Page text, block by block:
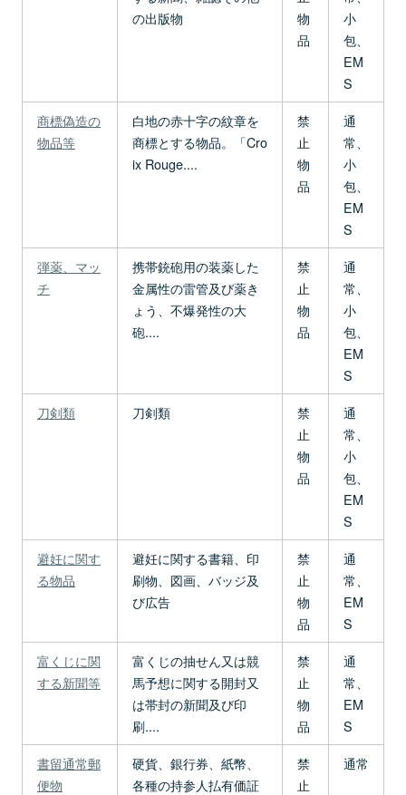
の出版物
物
品
小
包、
EM
S
商標偽造の
物品等
白地の赤十字の紋章を
商標とする物品。「Cro
ix Rouge....
禁
止
物
品
通
常、
小
包、
EM
S
弾薬、マッ
チ
携帯銃砲用の装薬した
金属性の雷管及び薬き
ょう、不爆発性の大
砲....
禁
止
物
品
通
常、
小
包、
EM
S
刀剣類
刀剣類
禁
止
物
品
通
常、
小
包、
EM
S
避妊に関す
る物品
避妊に関する書籍、印
刷物、図画、バッジ及
び広告
禁
止
物
品
通
常、
EM
S
富くじに関
する新聞等
富くじの抽せん又は競
馬予想に関する開封又
は帯封の新聞及び印
刷....
禁
止
物
品
通
常、
EM
S
書留通常郵
便物
硬貨、銀行券、紙幣、
各種の持参人払有価証
禁
止
通常